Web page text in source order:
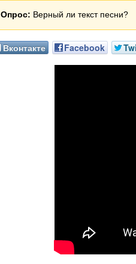
Опрос: Верный ли текст песни?
Вконтакте Facebook